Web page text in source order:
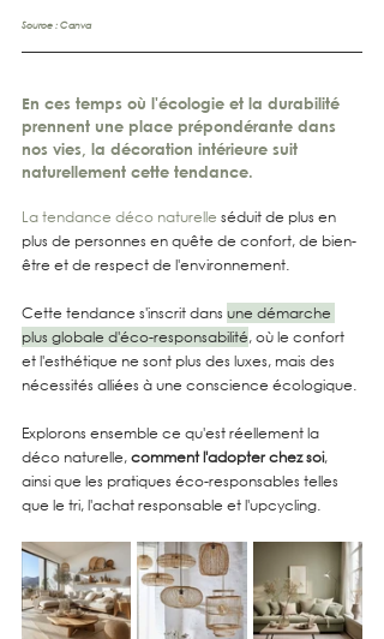
Source : Canva
En ces temps où l'écologie et la durabilité
prennent une place prépondérante dans
nos vies, la décoration intérieure suit
naturellement cette tendance.
La tendance déco naturelle séduit de plus en
plus de personnes en quête de confort, de bien-
être et de respect de l'environnement.
Cette tendance s'inscrit dans une démarche
plus globale d'éco-responsabilité, où le confort
et l'esthétique ne sont plus des luxes, mais des
nécessités alliées à une conscience écologique.
Explorons ensemble ce qu'est réellement la
déco naturelle, comment l'adopter chez soi,
ainsi que les pratiques éco-responsables telles
que le tri, l'achat responsable et l'upcycling.